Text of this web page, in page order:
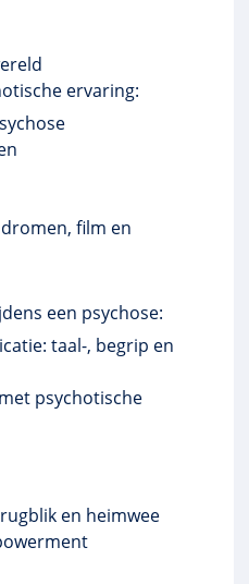
ervaring:
film en
een psychose:
taal-, begrip en
psychotische
en heimwee